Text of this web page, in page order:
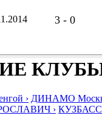
3 - 0
› ДИНАМО
› КУЗБАСС